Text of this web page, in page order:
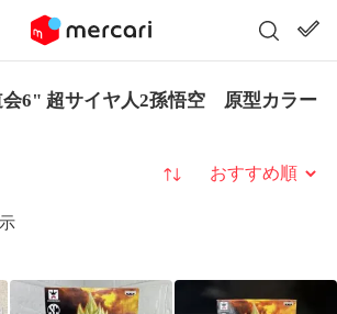
会6" 超サイヤ人2孫悟空 原型カラー
並び替え